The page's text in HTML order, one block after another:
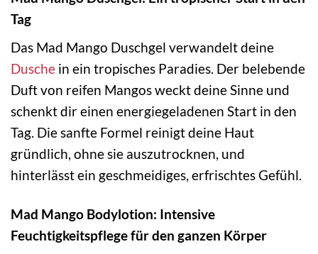
Tag
Das Mad Mango Duschgel verwandelt deine
Dusche in ein tropisches Paradies. Der belebende
Duft von reifen Mangos weckt deine Sinne und
schenkt dir einen energiegeladenen Start in den
Tag. Die sanfte Formel reinigt deine Haut
gründlich, ohne sie auszutrocknen, und
hinterlässt ein geschmeidiges, erfrischtes Gefühl.
Mad Mango Bodylotion: Intensive
Feuchtigkeitspflege für den ganzen Körper